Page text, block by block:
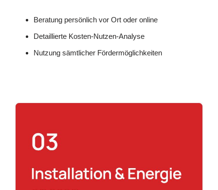
Beratung persönlich vor Ort oder online
Detaillierte Kosten-Nutzen-Analyse
Nutzung sämtlicher Fördermöglichkeiten